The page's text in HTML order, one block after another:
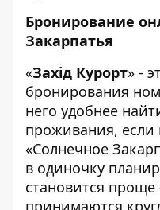
Бронирование
Закарпатья
«Захiд Курорт» -
бронирования
него удобнее
проживания, если
«Солнечное
в одиночку
становится проще
принимаются